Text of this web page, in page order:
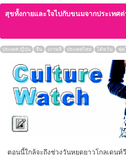
한국어
繁體中文
English
ภาษาไทย
tiéng Viêt
Bahasa
สุขทั้งกายและใจไปกับขนมจากประเทศต่
ประเทศ ญี่ปุ่น จีน เกาหลี ประเทศไทย ไต้หวัน ฟุคุ
ตอนนี้ใกล้จะถึงช่วงวันหยุดยาวโกลเดน